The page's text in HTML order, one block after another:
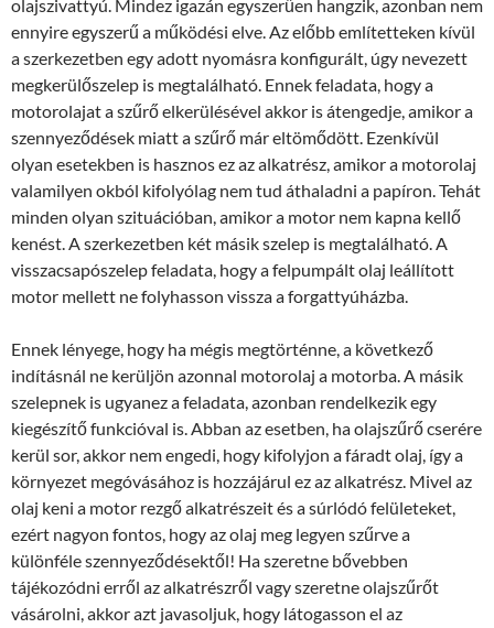
olajszivattyú. Mindez igazán egyszerűen hangzik, azonban nem
ennyire egyszerű a működési elve. Az előbb említetteken kívül
a szerkezetben egy adott nyomásra konfigurált, úgy nevezett
megkerülőszelep is megtalálható. Ennek feladata, hogy a
motorolajat a szűrő elkerülésével akkor is átengedje, amikor a
szennyeződések miatt a szűrő már eltömődött. Ezenkívül
olyan esetekben is hasznos ez az alkatrész, amikor a motorolaj
valamilyen okból kifolyólag nem tud áthaladni a papíron. Tehát
minden olyan szituációban, amikor a motor nem kapna kellő
kenést. A szerkezetben két másik szelep is megtalálható. A
visszacsapószelep feladata, hogy a felpumpált olaj leállított
motor mellett ne folyhasson vissza a forgattyúházba.
Ennek lényege, hogy ha mégis megtörténne, a következő
indításnál ne kerüljön azonnal motorolaj a motorba. A másik
szelepnek is ugyanez a feladata, azonban rendelkezik egy
kiegészítő funkcióval is. Abban az esetben, ha olajszűrő cserére
kerül sor, akkor nem engedi, hogy kifolyjon a fáradt olaj, így a
környezet megóvásához is hozzájárul ez az alkatrész. Mivel az
olaj keni a motor rezgő alkatrészeit és a súrlódó felületeket,
ezért nagyon fontos, hogy az olaj meg legyen szűrve a
különféle szennyeződésektől! Ha szeretne bővebben
tájékozódni erről az alkatrészről vagy szeretne olajszűrőt
vásárolni, akkor azt javasoljuk, hogy látogasson el az